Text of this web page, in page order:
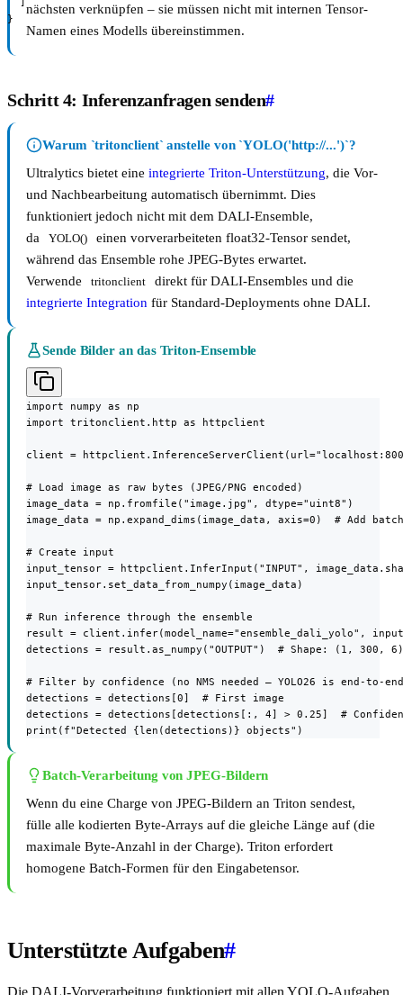
}
nächsten verknüpfen – sie müssen nicht mit internen Tensor-
Namen eines Modells übereinstimmen.
Schritt 4: Inferenzanfragen senden#
Warum `tritonclient` anstelle von `YOLO('http://...')`?
Ultralytics bietet eine integrierte Triton-Unterstützung, die Vor-
und Nachbearbeitung automatisch übernimmt. Dies
funktioniert jedoch nicht mit dem DALI-Ensemble,
da
YOLO()
einen vorverarbeiteten float32-Tensor sendet,
während das Ensemble rohe JPEG-Bytes erwartet.
Verwende
tritonclient
direkt für DALI-Ensembles und die
integrierte Integration für Standard-Deployments ohne DALI.
Sende Bilder an das Triton-Ensemble
import numpy as np
import tritonclient.http as httpclient
client =
# Load image as raw bytes (JPEG/PNG encoded)
image_data = np.fromfile("image.jpg", dtype="uint8")
image_data = np.expand_dims(image_data, axis=0)  # Add
# Create input
input_tensor = httpclient.InferInput("INPUT",
input_tensor.set_data_from_numpy(image_data)
# Run inference through the ensemble
result = client.infer(model_name="ensemble_dali_yolo",
detections = result.as_numpy("OUTPUT")  # Shape: (1,
# Filter by confidence (no NMS needed — YOLO26 is end-to-
detections = detections[0]  # First image
detections = detections[detections[:, 4] > 0.25]  #
print(f"Detected {len(detections)} objects")
Batch-Verarbeitung von JPEG-Bildern
Wenn du eine Charge von JPEG-Bildern an Triton sendest,
fülle alle kodierten Byte-Arrays auf die gleiche Länge auf (die
maximale Byte-Anzahl in der Charge). Triton erfordert
homogene Batch-Formen für den Eingabetensor.
Unterstützte Aufgaben#
Die DALI-Vorverarbeitung funktioniert mit allen YOLO-Aufgaben,